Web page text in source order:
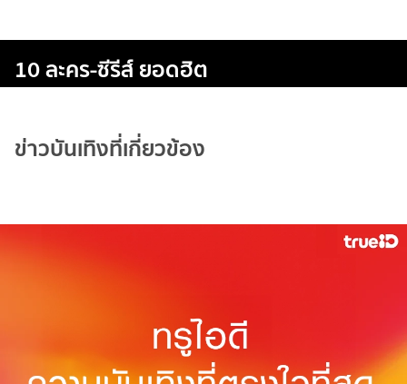
10 ละคร-ซีรีส์ ยอดฮิต
ข่าวบันเทิงที่เกี่ยวข้อง